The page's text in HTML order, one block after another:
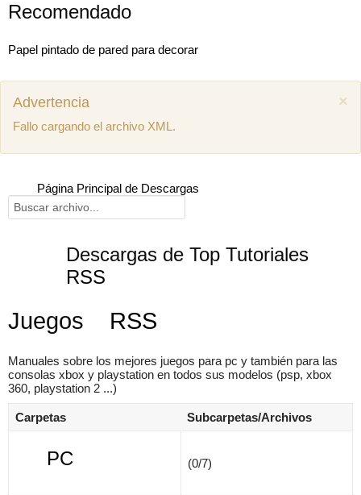
Juan miguel Como puedo descargar el manual de mecánica
×
Recomendado
Papel pintado de pared para decorar
×
Advertencia
Fallo cargando el archivo XML.
Página Principal de Descargas
Descargas de Top Tutoriales
RSS
Juegos RSS
Manuales sobre los mejores juegos para pc y también para las
consolas xbox y playstation en todos sus modelos (psp, xbox
360, playstation 2 ...)
Carpetas Subcarpetas/Archivos
PC (0/7)